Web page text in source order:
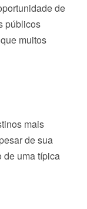
de
públicos
muitos
mais
de sua
de uma típica